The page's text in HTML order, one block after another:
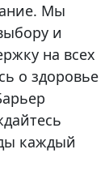
Мы
и
на всех
о здоровье
каждый